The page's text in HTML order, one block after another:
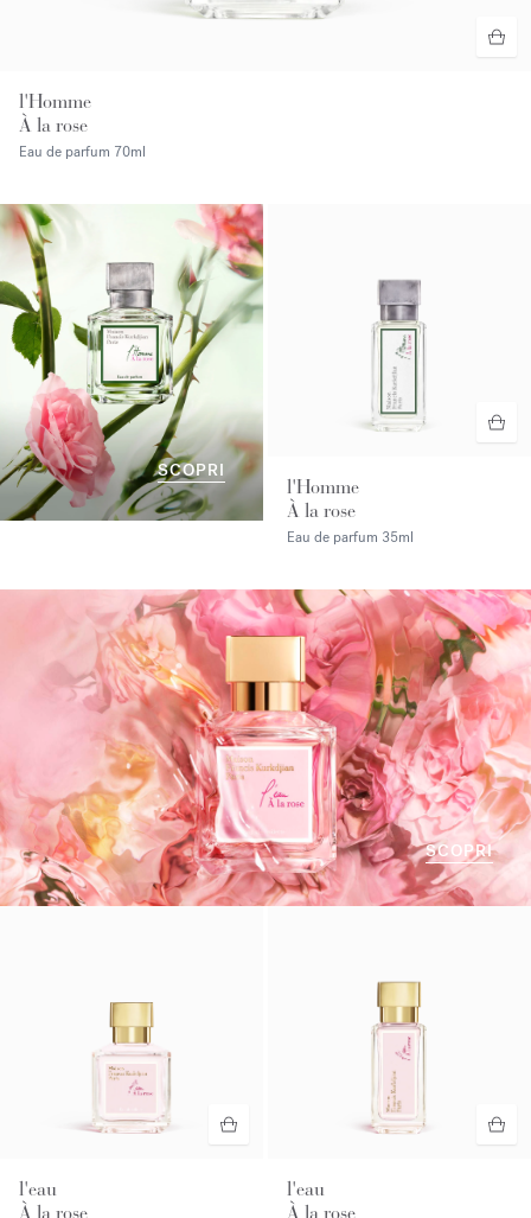
l'Homme
À la rose
Eau de parfum 70ml
SCOPRI
l'Homme
À la rose
Eau de parfum 35ml
SCOPRI
l'eau
À la rose
l'eau
À la rose